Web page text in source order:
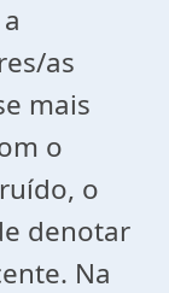
as
mais
o
o
denotar
Na